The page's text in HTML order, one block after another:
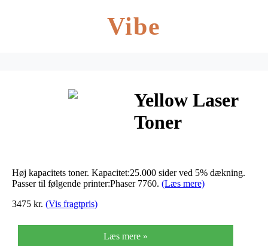
Vibe
Yellow Laser
Toner
Høj kapacitets toner. Kapacitet:25.000 sider ved 5% dækning.
Passer til følgende printer:Phaser 7760. (Læs mere)
3475 kr. (Vis fragtpris)
Læs mere »